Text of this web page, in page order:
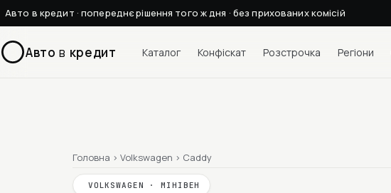
Авто в кредит · попереднє рішення того ж дня · без прихованих комісій
Авто в кредит Каталог Конфіскат Розстрочка Регіони
Головна › Volkswagen › Caddy
VOLKSWAGEN · МІНІВЕН